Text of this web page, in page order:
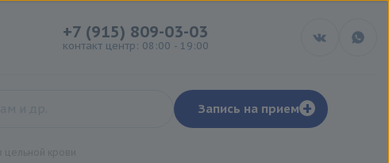
+7 (915) 809-03-03
контакт центр: 08:00 - 19:00
Запись на прием +